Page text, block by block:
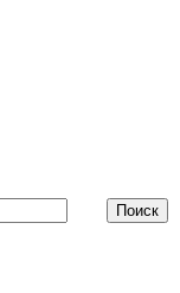
Поиск